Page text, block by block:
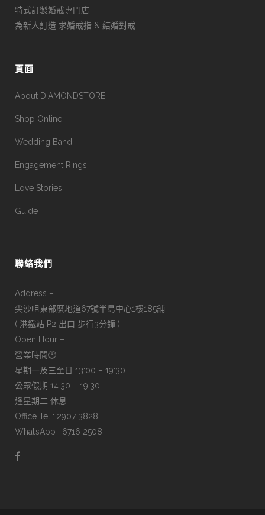
特式訂製婚戒專門店
為新人訂造 求婚戒指 & 結婚對戒
頁面
About DIAMONDSTORE
Shop Online
Wedding Band
Engagement Rings
Love Stories
Guide
聯絡我們
Address –
尖沙咀東部麼地道67號半島中心1樓185舖
( 港鐵站 P2 出口 步行3分鐘 )
Open Hour –
營業時間🕑
星期一及三至日 13:00 – 19:30
公眾假期 14:30 – 19:30
逢星期二 休息
Office Tel : 2907 3828
What’sApp : 6716 2508